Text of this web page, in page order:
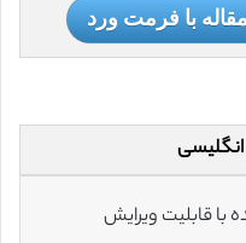
با فرمت ورد